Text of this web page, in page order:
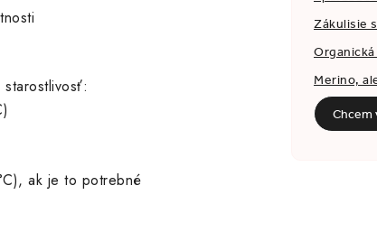
ak je to potrebné
Zákulisie
Merino,
Chcem